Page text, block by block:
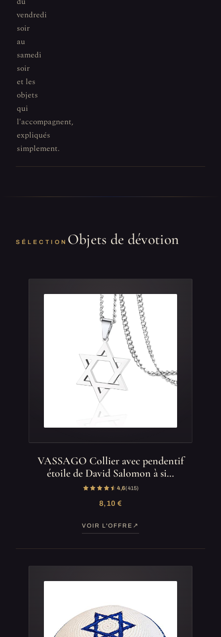
vendredi
soir
au
samedi
soir
et les
objets
qui
l'accompagnent,
expliqués
simplement.
SÉLECTION Objets de dévotion
VASSAGO Collier avec pendentif
étoile de David Salomon à si…
4,6(415)
8,10 €
VOIR L'OFFRE